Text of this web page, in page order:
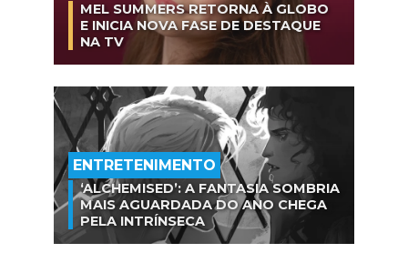
MEL SUMMERS RETORNA À GLOBO
E INICIA NOVA FASE DE DESTAQUE
NA TV
ENTRETENIMENTO
‘ALCHEMISED’: A FANTASIA SOMBRIA
MAIS AGUARDADA DO ANO CHEGA
PELA INTRÍNSECA